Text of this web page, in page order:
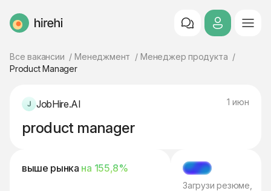
HireHi
Все вакансии Менеджмент
Менеджер продукта
Product Manager
JobHire.AI 1 июн
product manager
выше рынка на 155,8%
МЭТЧ
Загрузи резюме,